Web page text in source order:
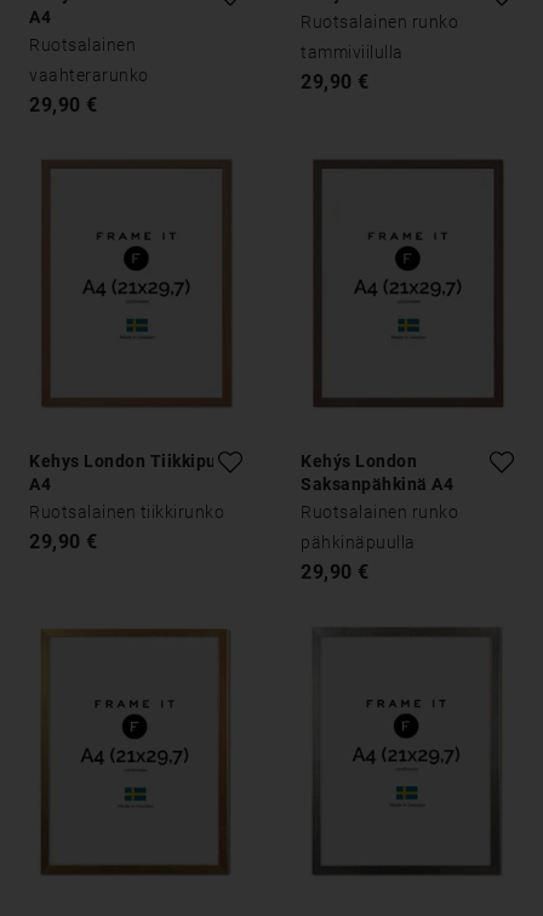
A4
Ruotsalainen
vaahterarunko
29,90 €
Ruotsalainen runko
tammiviilulla
29,90 €
Kehys London Tiikkipuu
A4
Ruotsalainen tiikkirunko
29,90 €
Kehýs London
Saksanpähkinä A4
Ruotsalainen runko
pähkinäpuulla
29,90 €